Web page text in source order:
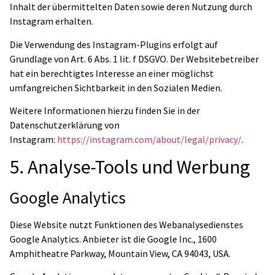
Inhalt der übermittelten Daten sowie deren Nutzung durch
Instagram erhalten.
Die Verwendung des Instagram-Plugins erfolgt auf
Grundlage von Art. 6 Abs. 1 lit. f DSGVO. Der Websitebetreiber
hat ein berechtigtes Interesse an einer möglichst
umfangreichen Sichtbarkeit in den Sozialen Medien.
Weitere Informationen hierzu finden Sie in der
Datenschutzerklärung von
Instagram: https://instagram.com/about/legal/privacy/.
5. Analyse-Tools und Werbung
Google Analytics
Diese Website nutzt Funktionen des Webanalysedienstes
Google Analytics. Anbieter ist die Google Inc., 1600
Amphitheatre Parkway, Mountain View, CA 94043, USA.